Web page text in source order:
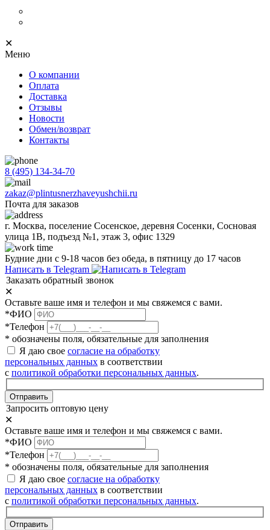
✕
Меню
О компании
Оплата
Доставка
Отзывы
Новости
Обмен/возврат
Контакты
8 (495) 134-34-70
zakaz@plintusnerzhaveyushchii.ru
Почта для заказов
г. Москва, поселение Сосенское, деревня Сосенки, Сосновая
улица 1В, подъезд №1, этаж 3, офис 1329
Будние дни с 9-18 часов без обеда, в пятницу до 17 часов
Написать в Telegram
Заказать обратный звонок
✕
Оставьте ваше имя и телефон и мы свяжемся с вами.
*ФИО
*Телефон
* обозначены поля, обязательные для заполнения
Я даю свое согласие на обработку
персональных данных в соответствии
с политикой обработки персональных данных.
Отправить
Запросить оптовую цену
✕
Оставьте ваше имя и телефон и мы свяжемся с вами.
*ФИО
*Телефон
* обозначены поля, обязательные для заполнения
Я даю свое согласие на обработку
персональных данных в соответствии
с политикой обработки персональных данных.
Отправить